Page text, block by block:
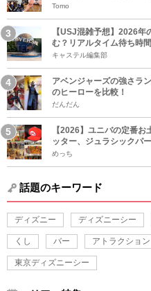
Tomo
【USJ混雑予想】2026
む？リアルタイム待ち時
キャステル編集部
アベンジャーズの強さラ
のヒーローを比較！
だんだん
【2026】ユニバの定番
ッター、ジュラシックパ
めっち
話題のキーワード
ディズニー ディズニーシー
くし バー アトラクション
東京ディズニーシー